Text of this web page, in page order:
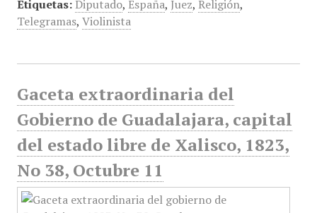
Etiquetas: Diputado, España, Juez, Religión,
Telegramas, Violinista
Gaceta extraordinaria del
Gobierno de Guadalajara, capital
del estado libre de Xalisco, 1823,
No 38, Octubre 11